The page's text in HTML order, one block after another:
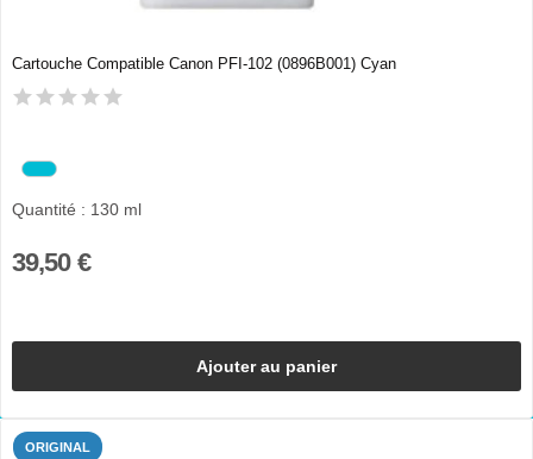
Cartouche Compatible Canon PFI-102 (0896B001) Cyan
Quantité : 130 ml
39,50 €
Ajouter au panier
ORIGINAL